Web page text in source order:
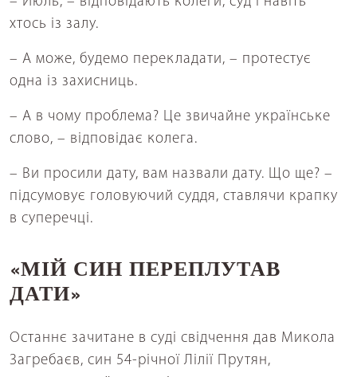
хтось із залу.
– А може, будемо перекладати, – протестує
одна із захисниць.
– А в чому проблема? Це звичайне українське
слово, – відповідає колега.
– Ви просили дату, вам назвали дату. Що ще? –
підсумовує головуючий суддя, ставлячи крапку
в суперечці.
«МІЙ СИН ПЕРЕПЛУТАВ
ДАТИ»
Останнє зачитане в суді свідчення дав Микола
Загребаєв, син 54-річної Лілії Прутян,